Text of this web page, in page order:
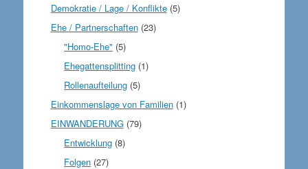
Demokratie / Lage / Konflikte(5)
Ehe / Partnerschaften(23)
"Homo-Ehe" (5)
Ehegattensplitting (1)
Rollenaufteilung (5)
Einkommenslage von Familien(1)
EINWANDERUNG(79)
Entwicklung (8)
Folgen (27)